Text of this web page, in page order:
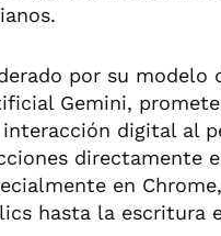
por su modelo
Gemini, promete
digital al
directamente
en
hasta la escritura